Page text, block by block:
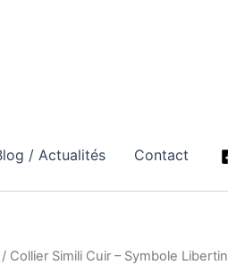
/ Actualités Contact
Collier Simili Cuir – Symbole Libertin